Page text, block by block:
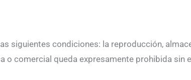
siguientes condiciones: la reproducción,
o comercial queda expresamente prohibida